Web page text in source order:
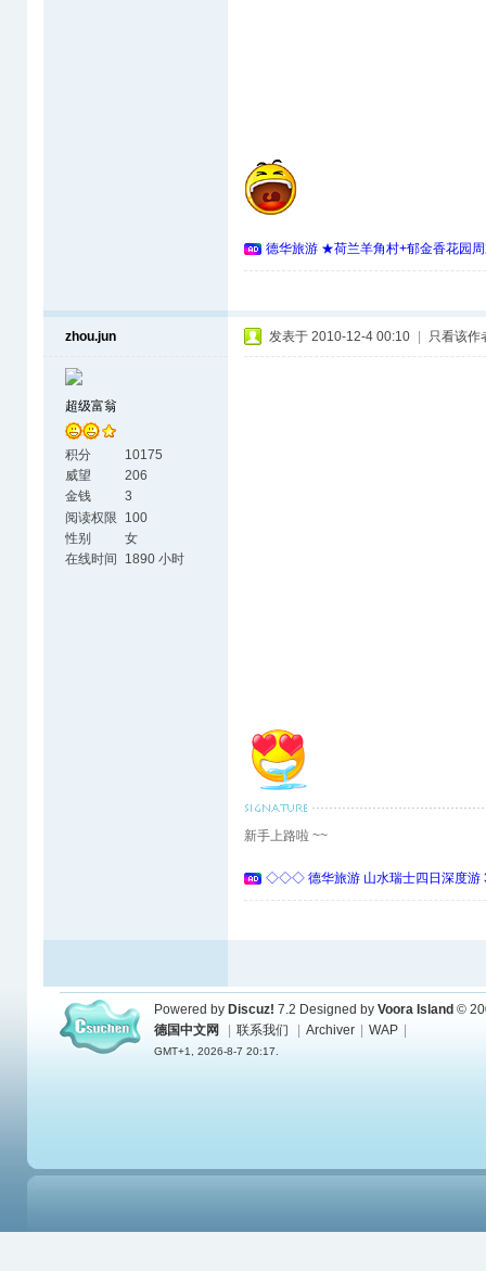
德华旅游 ★荷兰羊角村+郁金香花园
zhou.jun
超级富翁
积分
10175
威望
206
金钱
3
阅读权限
100
性别
女
在线时间
1890 小时
发表于 2010-12-4 00:10 只看该作
新手上路啦 ~~
◇◇◇ 德华旅游 山水瑞士四日深度
Powered by Discuz! 7.2 Designed by Voora Island ©
德国中文网
联系我们 Archiver WAP
GMT+1, 2026-8-7 20:17.